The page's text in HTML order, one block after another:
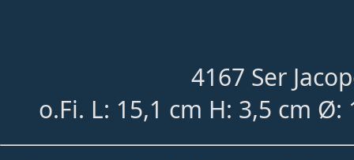
4167 Ser
o.Fi. L: 15,1 cm H: 3,5 cm